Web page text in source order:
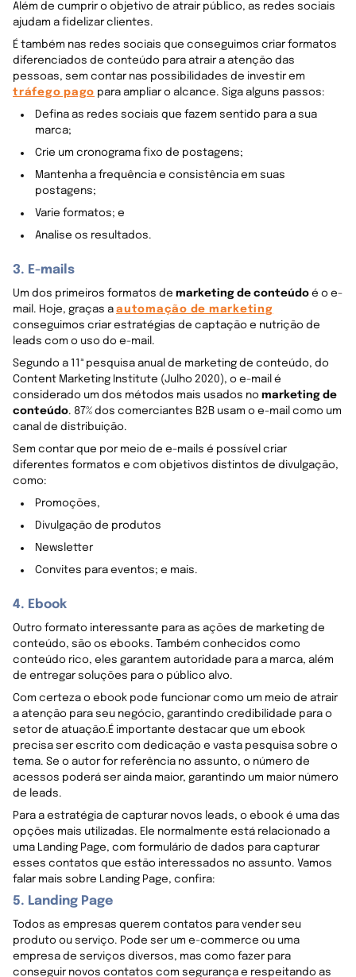
Além de cumprir o objetivo de atrair público, as redes sociais
ajudam a fidelizar clientes.
É também nas redes sociais que conseguimos criar formatos
diferenciados de conteúdo para atrair a atenção das
pessoas, sem contar nas possibilidades de investir em
tráfego pago para ampliar o alcance. Siga alguns passos:
Defina as redes sociais que fazem sentido para a sua
marca;
Crie um cronograma fixo de postagens;
Mantenha a frequência e consistência em suas
postagens;
Varie formatos; e
Analise os resultados.
3. E-mails
Um dos primeiros formatos de marketing de conteúdo é o e-
mail. Hoje, graças a automação de marketing
conseguimos criar estratégias de captação e nutrição de
leads com o uso do e-mail.
Segundo a 11ª pesquisa anual de marketing de conteúdo, do
Content Marketing Institute (Julho 2020), o e-mail é
considerado um dos métodos mais usados no marketing de
conteúdo. 87% dos comerciantes B2B usam o e-mail como um
canal de distribuição.
Sem contar que por meio de e-mails é possível criar
diferentes formatos e com objetivos distintos de divulgação,
como:
Promoções,
Divulgação de produtos
Newsletter
Convites para eventos; e mais.
4. Ebook
Outro formato interessante para as ações de marketing de
conteúdo, são os ebooks. Também conhecidos como
conteúdo rico, eles garantem autoridade para a marca, além
de entregar soluções para o público alvo.
Com certeza o ebook pode funcionar como um meio de atrair
a atenção para seu negócio, garantindo credibilidade para o
setor de atuação.É importante destacar que um ebook
precisa ser escrito com dedicação e vasta pesquisa sobre o
tema. Se o autor for referência no assunto, o número de
acessos poderá ser ainda maior, garantindo um maior número
de leads.
Para a estratégia de capturar novos leads, o ebook é uma das
opções mais utilizadas. Ele normalmente está relacionado a
uma Landing Page, com formulário de dados para capturar
esses contatos que estão interessados no assunto. Vamos
falar mais sobre Landing Page, confira:
5. Landing Page
Todos as empresas querem contatos para vender seu
produto ou serviço. Pode ser um e-commerce ou uma
empresa de serviços diversos, mas como fazer para
conseguir novos contatos com segurança e respeitando as